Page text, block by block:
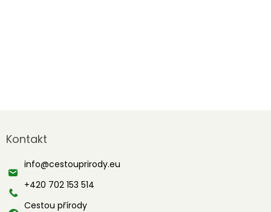
p
t
Kontakt
info@cestouprirody.eu
+420 702 153 514
Cestou přírody